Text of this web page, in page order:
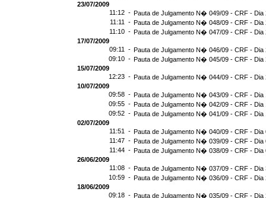
23/07/2009
11:12 - Pauta de Julgamento N� 049/09 - CRF - Dia
11:11 - Pauta de Julgamento N� 048/09 - CRF - Dia
11:10 - Pauta de Julgamento N� 047/09 - CRF - Dia
17/07/2009
09:11 - Pauta de Julgamento N� 046/09 - CRF - Dia
09:10 - Pauta de Julgamento N� 045/09 - CRF - Dia
15/07/2009
12:23 - Pauta de Julgamento N� 044/09 - CRF - Dia
10/07/2009
09:58 - Pauta de Julgamento N� 043/09 - CRF - Dia
09:55 - Pauta de Julgamento N� 042/09 - CRF - Dia
09:52 - Pauta de Julgamento N� 041/09 - CRF - Dia
02/07/2009
11:51 - Pauta de Julgamento N� 040/09 - CRF - Dia
11:47 - Pauta de Julgamento N� 039/09 - CRF - Dia
11:44 - Pauta de Julgamento N� 038/09 - CRF - Dia
26/06/2009
11:08 - Pauta de Julgamento N� 037/09 - CRF - Dia
10:59 - Pauta de Julgamento N� 036/09 - CRF - Dia
18/06/2009
09:18 - Pauta de Julgamento N� 035/09 - CRF - Dia